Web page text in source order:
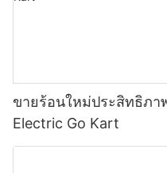
ขายร้อนใหม่ประสิทธิภา
Electric Go Kart